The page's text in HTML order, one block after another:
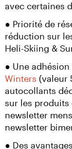
avec certaines
● Priorité de
réduction sur
Heli-Skiing &
● Une adhésion
Winters (valeur
autocollants
sur les produits
newsletter
newsletter
● Des